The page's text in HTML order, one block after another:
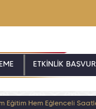
ETKİNLİK
Eğitim Hem Eğlenceli